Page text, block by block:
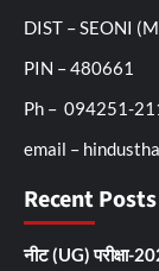
DIST – SEONI
PIN – 480661
Ph – 094251-
email –
Recent Posts
नीट (UG) परीक्षा-